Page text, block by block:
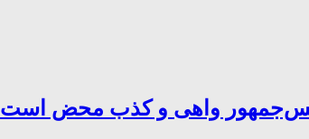
واهی و کذب محض است